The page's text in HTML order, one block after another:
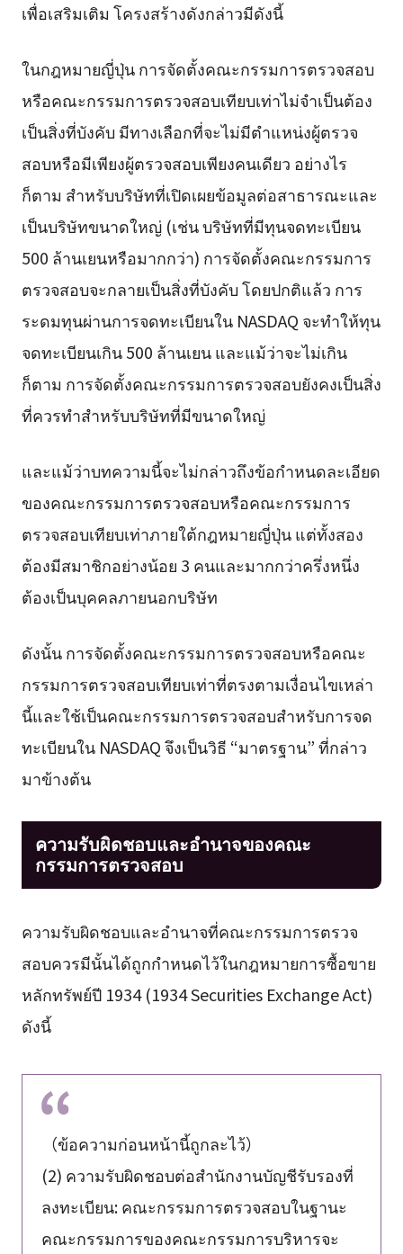
เพื่อเสริมเติม โครงสร้างดังกล่าวมีดังนี้
ในกฎหมายญี่ปุ่น การจัดตั้งคณะกรรมการตรวจสอบ
หรือคณะกรรมการตรวจสอบเทียบเท่าไม่จำเป็นต้อง
เป็นสิ่งที่บังคับ มีทางเลือกที่จะไม่มีตำแหน่งผู้ตรวจ
สอบหรือมีเพียงผู้ตรวจสอบเพียงคนเดียว อย่างไร
ก็ตาม สำหรับบริษัทที่เปิดเผยข้อมูลต่อสาธารณะและ
เป็นบริษัทขนาดใหญ่ (เช่น บริษัทที่มีทุนจดทะเบียน
500 ล้านเยนหรือมากกว่า) การจัดตั้งคณะกรรมการ
ตรวจสอบจะกลายเป็นสิ่งที่บังคับ โดยปกติแล้ว การ
ระดมทุนผ่านการจดทะเบียนใน NASDAQ จะทำให้ทุน
จดทะเบียนเกิน 500 ล้านเยน และแม้ว่าจะไม่เกิน
ก็ตาม การจัดตั้งคณะกรรมการตรวจสอบยังคงเป็นสิ่ง
ที่ควรทำสำหรับบริษัทที่มีขนาดใหญ่
และแม้ว่าบทความนี้จะไม่กล่าวถึงข้อกำหนดละเอียด
ของคณะกรรมการตรวจสอบหรือคณะกรรมการ
ตรวจสอบเทียบเท่าภายใต้กฎหมายญี่ปุ่น แต่ทั้งสอง
ต้องมีสมาชิกอย่างน้อย 3 คนและมากกว่าครึ่งหนึ่ง
ต้องเป็นบุคคลภายนอกบริษัท
ดังนั้น การจัดตั้งคณะกรรมการตรวจสอบหรือคณะ
กรรมการตรวจสอบเทียบเท่าที่ตรงตามเงื่อนไขเหล่า
นี้และใช้เป็นคณะกรรมการตรวจสอบสำหรับการจด
ทะเบียนใน NASDAQ จึงเป็นวิธี “มาตรฐาน” ที่กล่าว
มาข้างต้น
ความรับผิดชอบและอำนาจของคณะ
กรรมการตรวจสอบ
ความรับผิดชอบและอำนาจที่คณะกรรมการตรวจ
สอบควรมีนั้นได้ถูกกำหนดไว้ในกฎหมายการซื้อขาย
หลักทรัพย์ปี 1934 (1934 Securities Exchange Act)
ดังนี้
（ข้อความก่อนหน้านี้ถูกละไว้）
(2) ความรับผิดชอบต่อสำนักงานบัญชีรับรองที่
ลงทะเบียน: คณะกรรมการตรวจสอบในฐานะ
คณะกรรมการของคณะกรรมการบริหารจะ